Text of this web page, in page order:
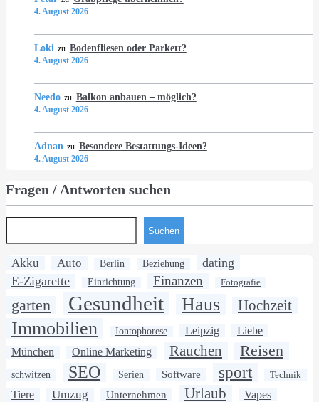
4. August 2026
Loki zu Bodenfliesen oder Parkett?
4. August 2026
Needo zu Balkon anbauen – möglich?
4. August 2026
Adnan zu Besondere Bestattungs-Ideen?
4. August 2026
Fragen / Antworten suchen
Suchen
Akku Auto Berlin Beziehung
dating
E-Zigarette
Einrichtung Finanzen Fotografie
garten Gesundheit Haus Hochzeit
Immobilien Iontophorese Leipzig Liebe
München Online Marketing Rauchen Reisen
schwitzen SEO Serien Software sport Technik
Tiere Umzug Unternehmen Urlaub Vapes